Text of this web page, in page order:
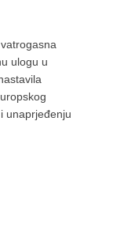
ulogu u
unaprjeđenju